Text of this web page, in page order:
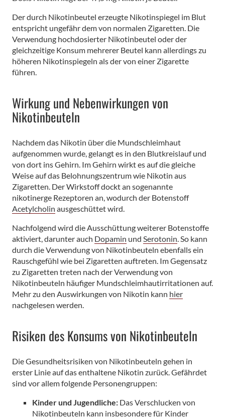
Der durch Nikotinbeutel erzeugte Nikotinspiegel im Blut
entspricht ungefähr dem von normalen Zigaretten. Die
Verwendung hochdosierter Nikotinbeutel oder der
gleichzeitige Konsum mehrerer Beutel kann allerdings zu
höheren Nikotinspiegeln als der von einer Zigarette
führen.
Wirkung und Nebenwirkungen von
Nikotinbeuteln
Nachdem das Nikotin über die Mundschleimhaut
aufgenommen wurde, gelangt es in den Blutkreislauf und
von dort ins Gehirn. Im Gehirn wirkt es auf die gleiche
Weise auf das Belohnungszentrum wie Nikotin aus
Zigaretten. Der Wirkstoff dockt an sogenannte
nikotinerge Rezeptoren an, wodurch der Botenstoff
Acetylcholin ausgeschüttet wird.
Nachfolgend wird die Ausschüttung weiterer Botenstoffe
aktiviert, darunter auch Dopamin und Serotonin. So kann
durch die Verwendung von Nikotinbeuteln ebenfalls ein
Rauschgefühl wie bei Zigaretten auftreten. Im Gegensatz
zu Zigaretten treten nach der Verwendung von
Nikotinbeuteln häufiger Mundschleimhautirritationen auf.
Mehr zu den Auswirkungen von Nikotin kann hier
nachgelesen werden.
Risiken des Konsums von Nikotinbeuteln
Die Gesundheitsrisiken von Nikotinbeuteln gehen in
erster Linie auf das enthaltene Nikotin zurück. Gefährdet
sind vor allem folgende Personengruppen:
Kinder und Jugendliche: Das Verschlucken von
Nikotinbeuteln kann insbesondere für Kinder